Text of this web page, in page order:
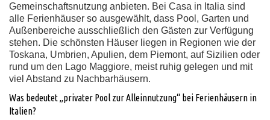
Gemeinschaftsnutzung anbieten. Bei Casa in Italia sind
alle Ferienhäuser so ausgewählt, dass Pool, Garten und
Außenbereiche ausschließlich den Gästen zur Verfügung
stehen. Die schönsten Häuser liegen in Regionen wie der
Toskana, Umbrien, Apulien, dem Piemont, auf Sizilien oder
rund um den Lago Maggiore, meist ruhig gelegen und mit
viel Abstand zu Nachbarhäusern.
Was bedeutet „privater Pool zur Alleinnutzung“ bei Ferienhäusern in
Italien?